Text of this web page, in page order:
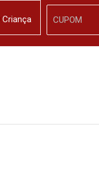
Criança